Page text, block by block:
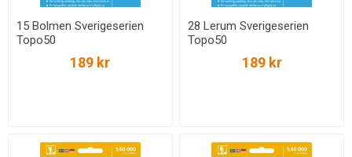
15 Bolmen Sverigeserien
Topo50
189 kr
28 Lerum Sverigeserien
Topo50
189 kr